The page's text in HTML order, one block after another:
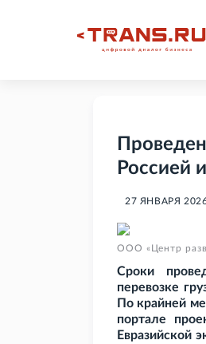
Россией
27 ЯНВАРЯ
ООО «Центр
Сроки
перевозке
По крайней
портале
Евразийской